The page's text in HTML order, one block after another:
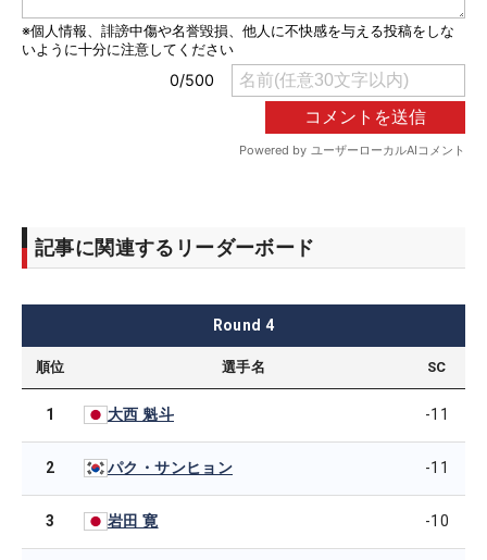
記事に関連するリーダーボード
Round 4
順位 選手名 SC
1 大西 魁斗 -11
2 パク・サンヒョン -11
3 岩田 寛 -10